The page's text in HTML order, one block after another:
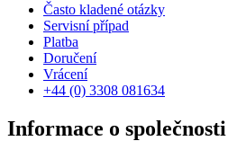
Často kladené otázky
Servisní případ
Platba
Doručení
Vrácení
+44 (0) 3308 081634
Informace o společnosti